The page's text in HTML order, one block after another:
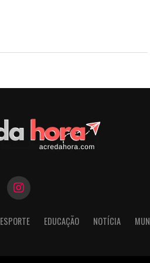
ESPORTE EDUCAÇÃO NOTÍCIA